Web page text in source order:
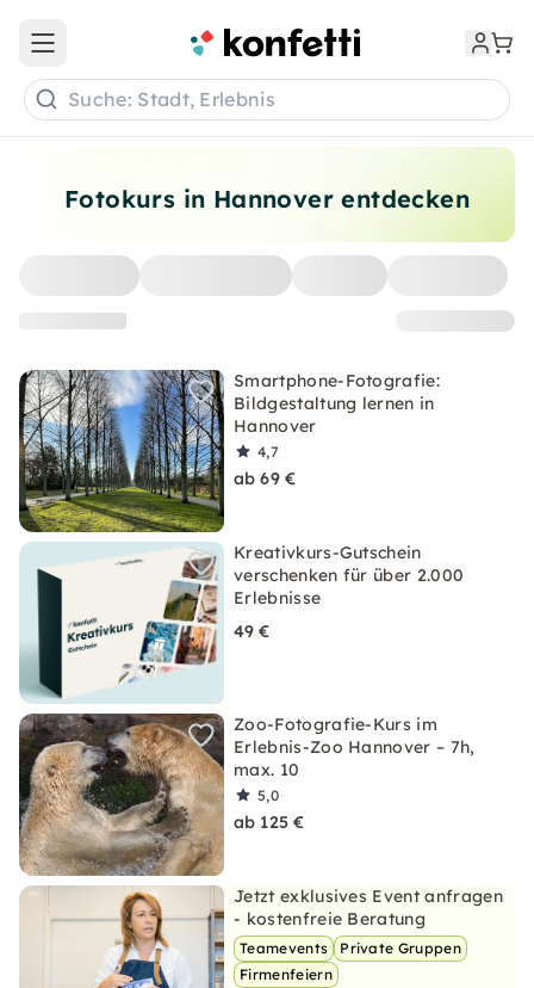
Fotokurs in Hannover entdecken
Smartphone-Fotografie:
Bildgestaltung lernen in
Hannover
4,7
ab 69 €
Kreativkurs-Gutschein
verschenken für über 2.000
Erlebnisse
49 €
Zoo-Fotografie-Kurs im
Erlebnis-Zoo Hannover – 7h,
max. 10
5,0
ab 125 €
Jetzt exklusives Event anfragen
- kostenfreie Beratung
Teamevents
Private Gruppen
Firmenfeiern
Open main menu
Suche: Stadt, Erlebnis